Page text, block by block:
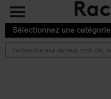
Aller au contenu principal
Sélectionnez une catégorie